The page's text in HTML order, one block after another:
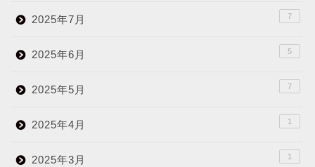
2025年7月 7
2025年6月 5
2025年5月 7
2025年4月 1
2025年3月 1